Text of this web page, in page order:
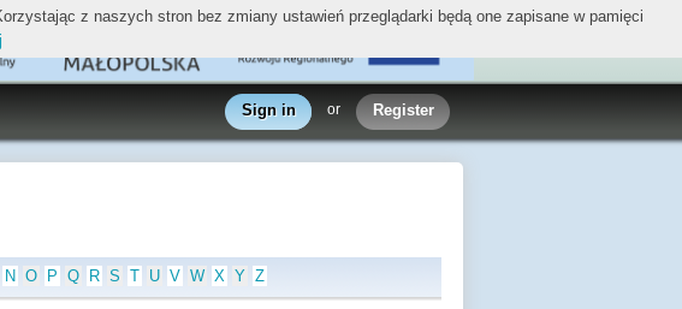
Sign in or Register
N O P Q R S T U V W X Y Z
z naszych stron bez zmiany ustawień przeglądarki będą one zapisane w pamięci